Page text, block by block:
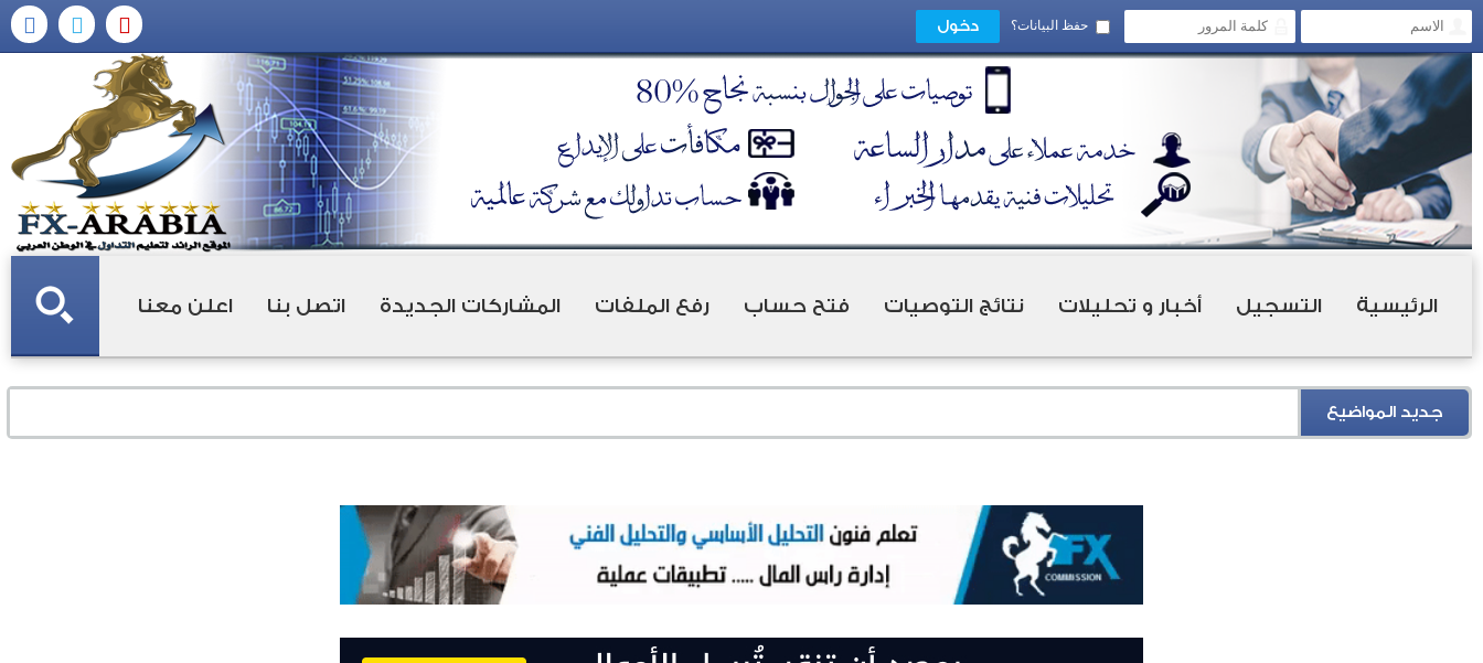
حفظ البيانات؟
الرئيسية التسجيل أخبار و تحليلات نتائج التوصيات فتح حساب رفع الملفات المشاركات الجديدة اتصل بنا اعلن معنا
جديد المواضيع